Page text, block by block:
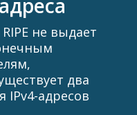
не выдает
два
IPv4-адресов